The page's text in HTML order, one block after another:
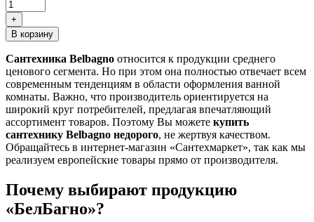
+
В корзину
Сантехника Belbagno относится к продукции среднего
ценового сегмента. Но при этом она полностью отвечает всем
современным тенденциям в области оформления ванной
комнаты. Важно, что производитель ориентируется на
широкий круг потребителей, предлагая впечатляющий
ассортимент товаров. Поэтому Вы можете купить
сантехнику Belbagno недорого, не жертвуя качеством.
Обращайтесь в интернет-магазин «Сантехмаркет», так как мы
реализуем европейские товары прямо от производителя.
Почему выбирают продукцию
«БелБагно»?